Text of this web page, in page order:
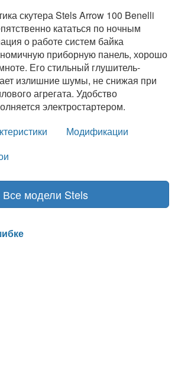
скутера Stels Arrow 100 Benelli
кататься по ночным
о работе систем байка
приборную панель, хорошо
Его стильный глушитель-
излишние шумы, не снижая при
агрегата. Удобство
электростартером.
Модификации
Все модели Stels